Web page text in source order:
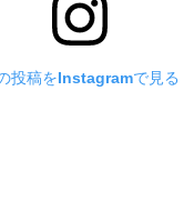
投稿をInstagramで見る